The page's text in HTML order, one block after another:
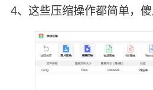
4、这些压缩操作都简单，傻